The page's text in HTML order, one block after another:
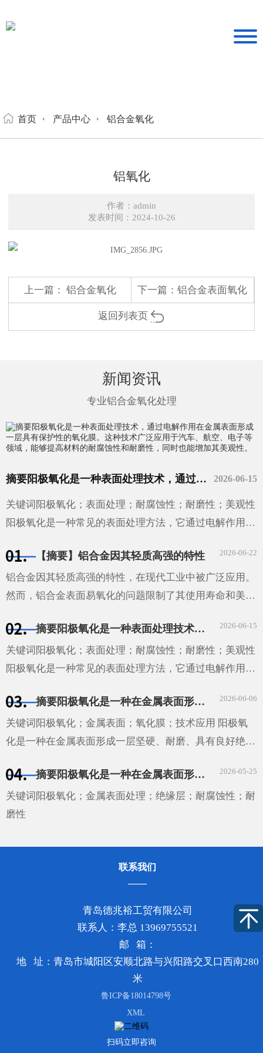
首页 产品中心 铝合金氧化
铝氧化
作者：admin
发表时间：2024-10-26
上一篇： 铝合金氧化 下一篇：铝合金表面氧化
返回列表页
新闻资讯
专业铝合金氧化处理
2026-06-15
摘要阳极氧化是一种表面处理技术，通过电解作用在金属表面形成一层具有保护性的氧化膜。这种技术广泛应用于汽车、航空、电子等领域，能够提高材料的耐腐蚀性和耐磨性，同时也能增加其美观性。
关键词阳极氧化；表面处理；耐腐蚀性；耐磨性；美观性
阳极氧化是一种常见的表面处理方法，它通过电解作用在
够提高材料···
2026-06-22
【摘要】铝合金因其轻质高强的特性
铝合金因其轻质高强的特性，在现代工业中被广泛应用。
然而，铝合金表面易氧化的问题限制了其使用寿命和美观
减缓氧化的方法。通过实验研究，我们发现温度、湿度和
···
2026-06-15
摘要阳极氧化是一种表面处理技术，通过电解作用在金属表面形成一层具有保护性的氧化膜。这种技术广泛应用于汽车、航空、电子等领域，能够提高材料的耐腐蚀性和耐磨性，同时也能增加其美观性。
关键词阳极氧化；表面处理；耐腐蚀性；耐磨性；美观性
阳极氧化是一种常见的表面处理方法，它通过电解作用在
够提高材料的耐腐蚀性和耐磨性，还能增加其美观性。
···
2026-06-06
摘要阳极氧化是一种在金属表面形成一层坚硬、耐磨、具有良好绝缘性能的氧化膜的技术。这种技术广泛应用于汽车、航空、电子等领域，为这些领域的发展提供了重要的技术支持。
关键词阳极氧化；金属表面；氧化膜；技术应用 阳极氧
化是一种在金属表面形成一层坚硬、耐磨、具有良好绝缘
电子等领域，为这些领域的发展提供了重要的技术支持。
···
2026-05-25
摘要阳极氧化是一种在金属表面形成一层坚硬、耐磨和具有良好绝缘性的膜的工艺。它通过将金属或合金置于电解液中，并在其表面施加电压来实现。这种技术广泛应用于汽车、航空、电子和建筑等领域。
关键词阳极氧化；金属表面处理；绝缘层；耐腐蚀性；耐
磨性
联系我们
青岛德兆裕工贸有限公司
联系人：李总 13969755521
邮 箱：
地 址：青岛市城阳区安顺北路与兴阳路交叉口西南280
米
鲁ICP备18014798号
XML
扫码立即咨询